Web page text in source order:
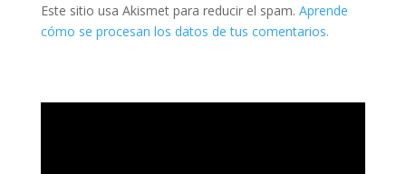
Este sitio usa Akismet para reducir el spam. Aprende
cómo se procesan los datos de tus comentarios.